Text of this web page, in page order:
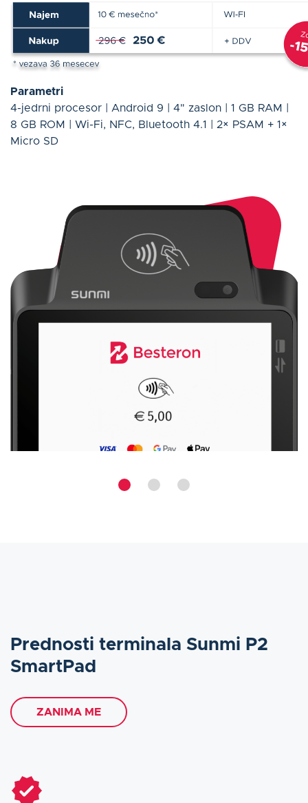
Parametri
4-jedrni procesor | Android 9 | 4" zaslon | 1 GB RAM |
8 GB ROM | Wi-Fi, NFC, Bluetooth 4.1 | 2× PSAM + 1×
Micro SD
Prednosti terminala Sunmi P2
SmartPad
ZANIMA ME